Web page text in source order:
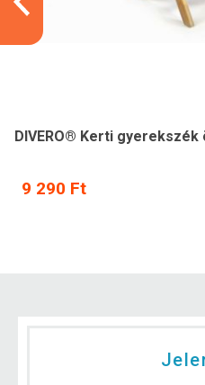
DIVERO® Kerti
9 290 Ft